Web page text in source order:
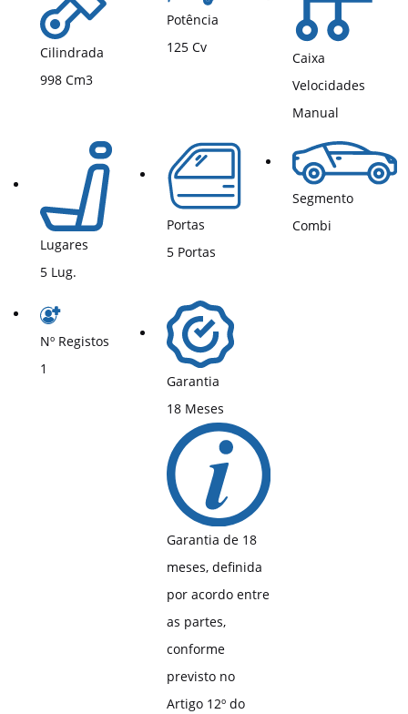
Cilindrada
998 Cm3
Potência
125 Cv
Caixa
Velocidades
Manual
Lugares
5 Lug.
Portas
5 Portas
Segmento
Combi
Nº Registos
1
Garantia
18 Meses
Garantia de 18
meses, definida
por acordo entre
as partes,
conforme
previsto no
Artigo 12º do